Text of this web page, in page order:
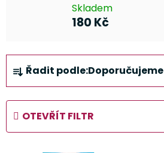
Skladem
180 Kč
Ř
a
z
e
n
í
Řadit podle:Doporučujeme
OTEVŘÍT FILTR